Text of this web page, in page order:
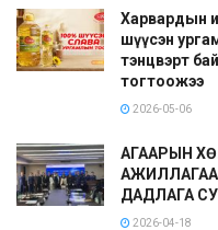
Харвардын
шүүсэн
тэнцвэрт
тогтоожээ
2026-05-06
АГААРЫН
ДАДЛАГА
2026-04-18